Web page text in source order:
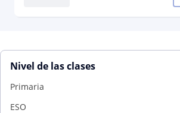
Nivel de las clases
Primaria
ESO